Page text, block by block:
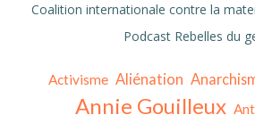
Coalition internationale contre la
Podcast Rebelles du
Activisme Aliénation
Annie Gouilleux